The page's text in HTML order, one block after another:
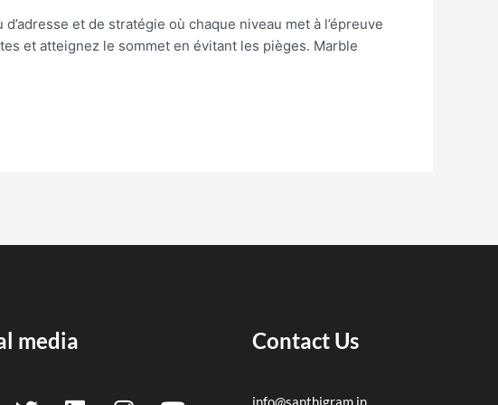
et de stratégie où chaque niveau met à l’épreuve
et atteignez le sommet en évitant les pièges. Marble
media
T L I Y
Contact Us
info@santhigram.in